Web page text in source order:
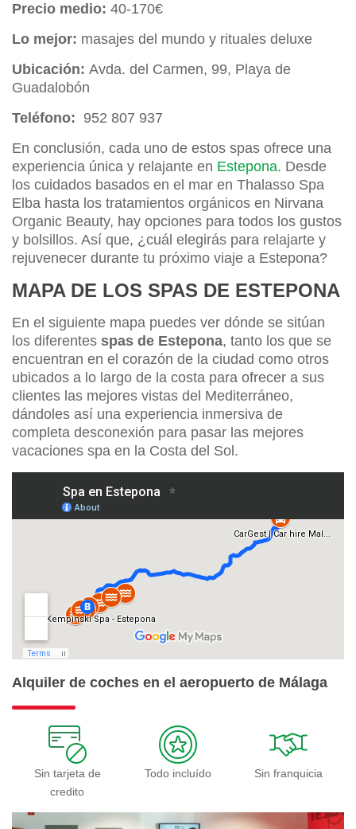
Precio medio: 40-170€
Lo mejor: masajes del mundo y rituales deluxe
Ubicación: Avda. del Carmen, 99, Playa de
Guadalobón
Teléfono: 952 807 937
En conclusión, cada uno de estos spas ofrece una
experiencia única y relajante en Estepona. Desde
los cuidados basados en el mar en Thalasso Spa
Elba hasta los tratamientos orgánicos en Nirvana
Organic Beauty, hay opciones para todos los gustos
y bolsillos. Así que, ¿cuál elegirás para relajarte y
rejuvenecer durante tu próximo viaje a Estepona?
MAPA DE LOS SPAS DE ESTEPONA
En el siguiente mapa puedes ver dónde se sitúan
los diferentes spas de Estepona, tanto los que se
encuentran en el corazón de la ciudad como otros
ubicados a lo largo de la costa para ofrecer a sus
clientes las mejores vistas del Mediterráneo,
dándoles así una experiencia inmersiva de
completa desconexión para pasar las mejores
vacaciones spa en la Costa del Sol.
Alquiler de coches en el aeropuerto de Málaga
Sin tarjeta de
credito
Todo incluído Sin franquicia